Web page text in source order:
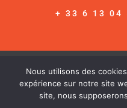
+ 33 6 13 04
© Golf
Nous utilisons des
expérience sur notre site
site, nous